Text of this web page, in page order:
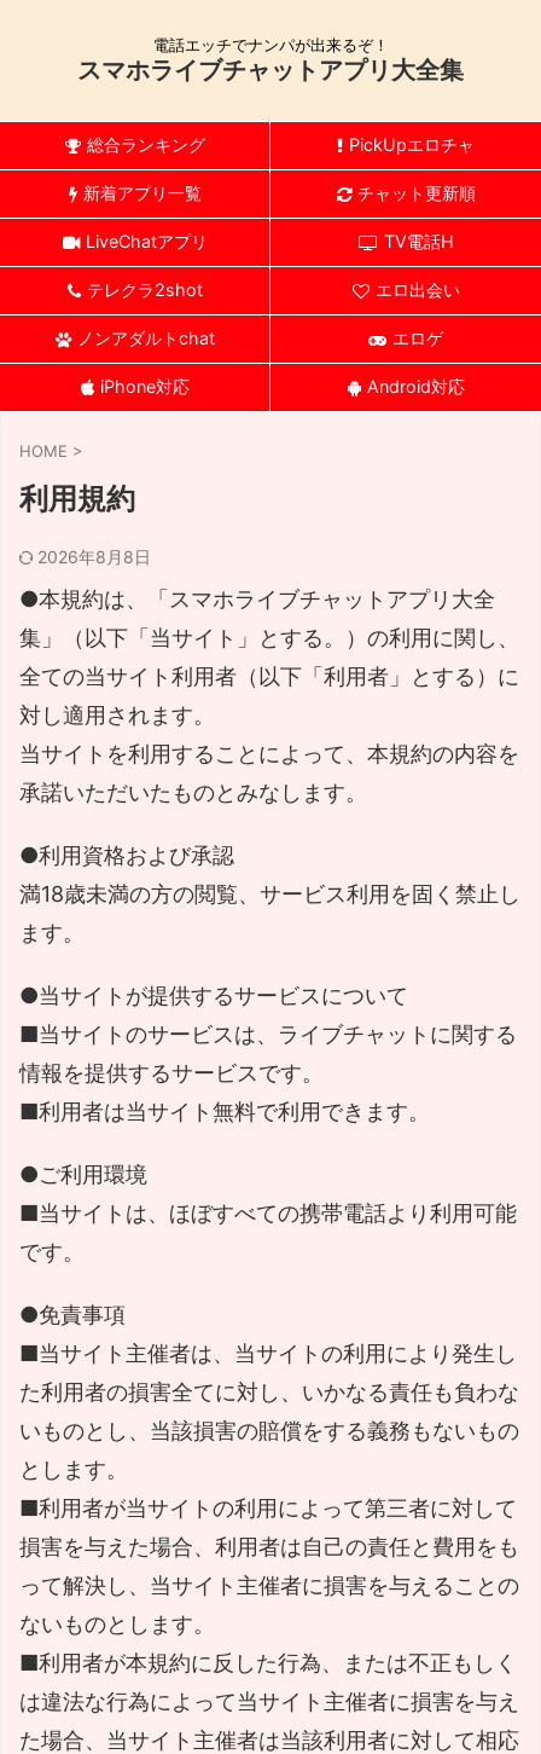
電話エッチでナンパが出来るぞ！
スマホライブチャットアプリ大全集
総合ランキング PickUpエロチャ
新着アプリ一覧 チャット更新順
LiveChatアプリ TV電話H
テレクラ2shot エロ出会い
ノンアダルトchat エロゲ
iPhone対応 Android対応
HOME >
利用規約
2026年8月8日
●本規約は、「スマホライブチャットアプリ大全
集」（以下「当サイト」とする。）の利用に関し、
全ての当サイト利用者（以下「利用者」とする）に
対し適用されます。
当サイトを利用することによって、本規約の内容を
承諾いただいたものとみなします。
●利用資格および承認
満18歳未満の方の閲覧、サービス利用を固く禁止し
ます。
●当サイトが提供するサービスについて
■当サイトのサービスは、ライブチャットに関する
情報を提供するサービスです。
■利用者は当サイト無料で利用できます。
●ご利用環境
■当サイトは、ほぼすべての携帯電話より利用可能
です。
●免責事項
■当サイト主催者は、当サイトの利用により発生し
た利用者の損害全てに対し、いかなる責任も負わな
いものとし、当該損害の賠償をする義務もないもの
とします。
■利用者が当サイトの利用によって第三者に対して
損害を与えた場合、利用者は自己の責任と費用をも
って解決し、当サイト主催者に損害を与えることの
ないものとします。
■利用者が本規約に反した行為、または不正もしく
は違法な行為によって当サイト主催者に損害を与え
た場合、当サイト主催者は当該利用者に対して相応